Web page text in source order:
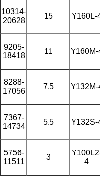
10314-
20628
15 Y160L-
9205-
18418
11 Y160M-
8288-
17056
7.5 Y132M-
7367-
14734
5.5 Y132S-
5756-
11511
3
4